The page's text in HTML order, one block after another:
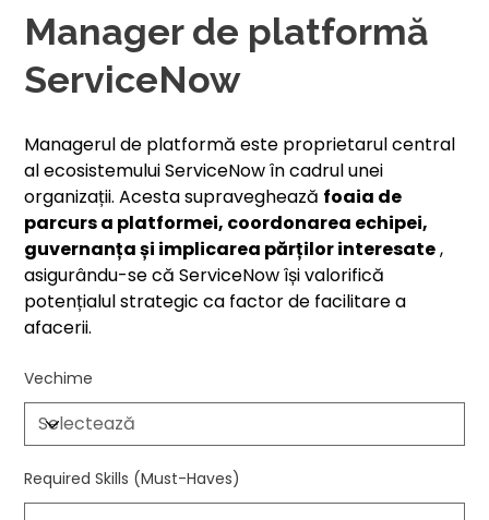
Manager de platformă
ServiceNow
Managerul de platformă este proprietarul central
al ecosistemului ServiceNow în cadrul unei
organizații. Acesta supraveghează foaia de
parcurs a platformei, coordonarea echipei,
guvernanța și implicarea părților interesate,
asigurându-se că ServiceNow își valorifică
potențialul strategic ca factor de facilitare a
afacerii.
Vechime
Required Skills (Must-Haves)